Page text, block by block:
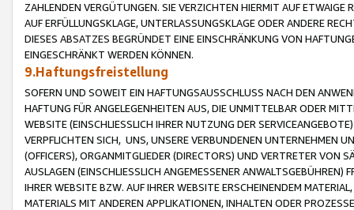
ZAHLENDEN VERGÜTUNGEN. SIE VERZICHTEN HIERMIT AUF
AUF ERFÜLLUNGSKLAGE, UNTERLASSUNGSKLAGE ODER ANDERE
DIESES ABSATZES BEGRÜNDET EINE EINSCHRÄNKUNG VON
EINGESCHRÄNKT WERDEN KÖNNEN.
9.Haftungsfreistellung
SOFERN UND SOWEIT EIN HAFTUNGSAUSSCHLUSS NACH DEN
HAFTUNG FÜR ANGELEGENHEITEN AUS, DIE UNMITTELBAR ODER
WEBSITE (EINSCHLIESSLICH IHRER NUTZUNG DER
VERPFLICHTEN SICH, UNS, UNSERE VERBUNDENEN UNTERNEHMEN
(OFFICERS), ORGANMITGLIEDER (DIRECTORS) UND VERTRETER VON
AUSLAGEN (EINSCHLIESSLICH ANGEMESSENER
IHRER WEBSITE BZW. AUF IHRER WEBSITE ERSCHEINENDEM
MATERIALS MIT ANDEREN APPLIKATIONEN, INHALTEN ODER